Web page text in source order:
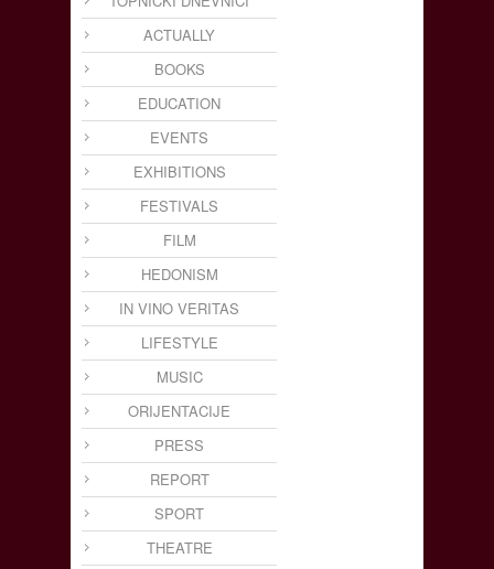
ACTUALLY
BOOKS
EDUCATION
EVENTS
EXHIBITIONS
FESTIVALS
FILM
HEDONISM
IN VINO VERITAS
LIFESTYLE
MUSIC
ORIJENTACIJE
PRESS
REPORT
SPORT
THEATRE